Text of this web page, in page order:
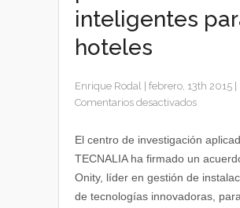
inteligentes
hoteles
Enrique Rodal febrero, 13th 2015
Comentarios desactivadosen
pulseras
El centro de investigación
TECNALIA ha firmado un
Onity, líder en gestión de
de tecnologías innovadoras,